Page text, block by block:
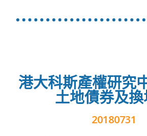
港大科斯產權研究
土地債券及換
20180731